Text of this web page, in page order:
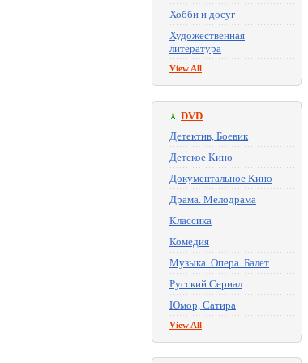
Хобби и досуг
Художественная
литература
View All
DVD
Детектив, Боевик
Детское Кино
Документальное Кино
Драма. Мелодрама
Классика
Комедия
Музыка. Опера. Балет
Русский Сериал
Юмор, Сатира
View All